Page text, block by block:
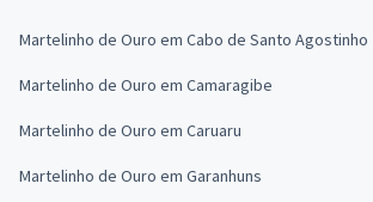
Martelinho de Ouro em Cabo de Santo Agostinho
Martelinho de Ouro em Camaragibe
Martelinho de Ouro em Caruaru
Martelinho de Ouro em Garanhuns